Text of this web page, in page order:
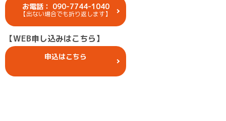
お電話： 090-7744-1040
【出ない場合でも折り返します】
【WEB申し込みはこちら】
申込はこちら